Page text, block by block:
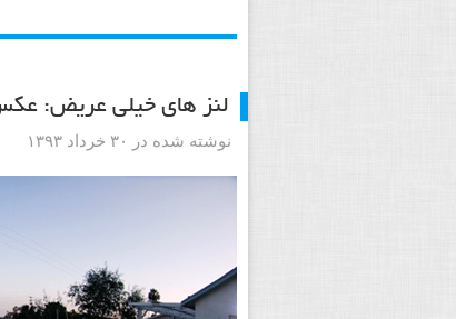
لنز های خیلی عریض:
نوشته شده در ۳۰ خرداد ۱۳۹۳